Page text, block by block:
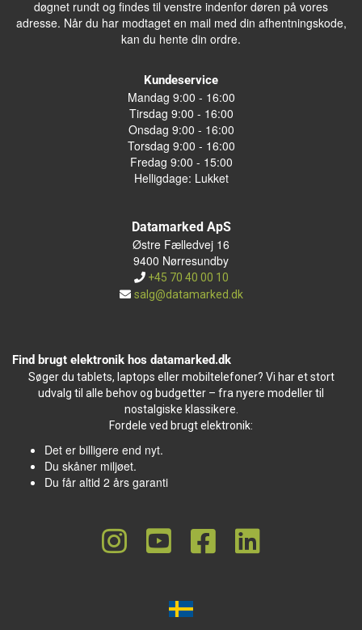
døgnet rundt og findes til venstre indenfor døren på vores
adresse. Når du har modtaget en mail med din afhentningskode,
kan du hente din ordre.
Kundeservice
Mandag 9:00 - 16:00
Tirsdag 9:00 - 16:00
Onsdag 9:00 - 16:00
Torsdag 9:00 - 16:00
Fredag 9:00 - 15:00
Helligdage: Lukket
Datamarked ApS
Østre Fælledvej 16
9400 Nørresundby
+45 70 40 00 10
salg@datamarked.dk
Find brugt elektronik hos datamarked.dk
Søger du tablets, laptops eller mobiltelefoner? Vi har et stort
udvalg til alle behov og budgetter – fra nyere modeller til
nostalgiske klassikere.
Fordele ved brugt elektronik:
Det er billigere end nyt.
Du skåner miljøet.
Du får altid 2 års garanti